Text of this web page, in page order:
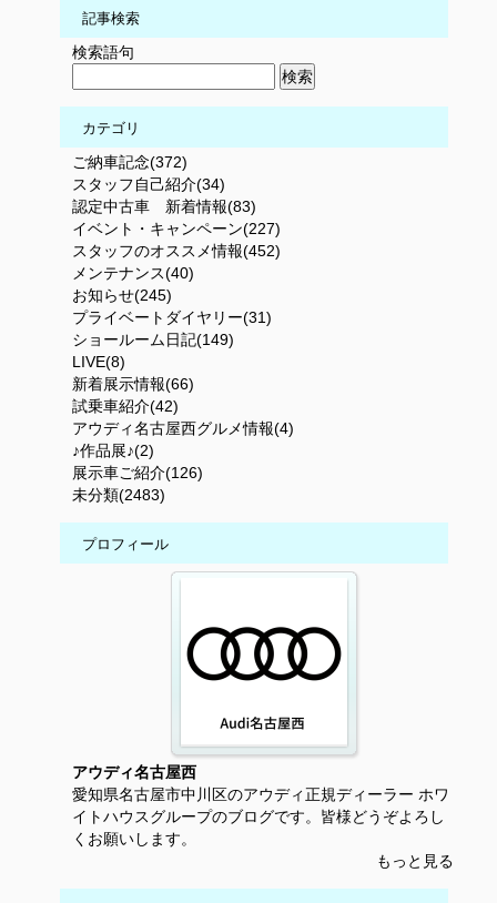
記事検索
検索語句
カテゴリ
ご納車記念(372)
スタッフ自己紹介(34)
認定中古車 新着情報(83)
イベント・キャンペーン(227)
スタッフのオススメ情報(452)
メンテナンス(40)
お知らせ(245)
プライベートダイヤリー(31)
ショールーム日記(149)
LIVE(8)
新着展示情報(66)
試乗車紹介(42)
アウディ名古屋西グルメ情報(4)
♪作品展♪(2)
展示車ご紹介(126)
未分類(2483)
プロフィール
アウディ名古屋西
愛知県名古屋市中川区のアウディ正規ディーラー ホワ
イトハウスグループのブログです。皆様どうぞよろし
くお願いします。
もっと見る